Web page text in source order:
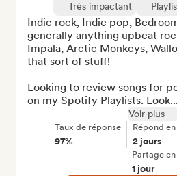
Très impactant
Indie rock, Indie pop,
generally anything upbeat
Impala, Arctic Monkeys,
that sort of stuff!
Looking to review songs for
on my Spotify Playlists. Look...
Voir plus
Taux de réponse
97%
Répond en
2 jours
Partage en
1 jour